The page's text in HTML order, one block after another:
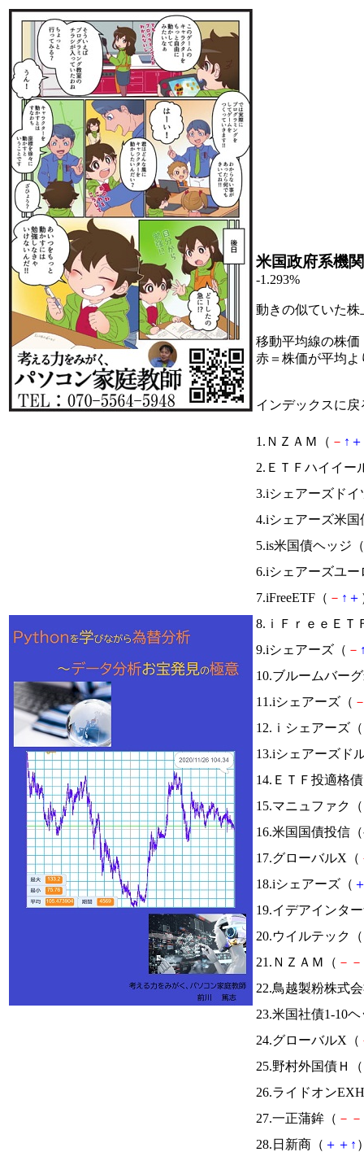
米国政府系機
-1.293%
動きの似ていた
移動平均線の株価
赤＝株価が平均
インデックスに戻
1.ＮＺＡＭ（ － ↑ ＋
2.ＥＴＦハイイー
3.iシェアーズド
4.iシェアーズ米国
5.is米国債ヘッジ（
6.iシェアーズユ
7.iFreeETF（ － ↑ ＋
8.ｉＦｒｅｅＥＴ
9.iシェアーズ（ －
10.ブルームバー
11.iシェアーズ（
12.ｉシェアーズ（
13.iシェアーズド
14.ＥＴＦ投適格
15.マニュファク（
16.米国国債投信
17.グローバルX（
18.iシェアーズ（
19.イデアインタ
20.ウイルテック（
21.ＮＺＡＭ（ － －
22.鳥越製粉株式
23.米国社債1-10
24.グローバルX（
25.野村外国債Ｈ（
26.ライドオン
27.一正蒲鉾（ － －
28.日新商（ ＋ ＋ ↑